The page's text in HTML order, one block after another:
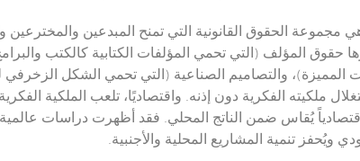
هي مجموعة الحقوق القانونية التي تمنح المبدعين
حقوق المؤلف (التي تحمي المؤلفات الكتابية كالكتب
المميزة)، والتصاميم الصناعية (التي تحمي الشكل الزخرفي
ملكيته الفكرية دون إذنه. واقتصاديًا، تلعب الملكية
يُقاس ضمن الناتج المحلي. فقد أظهرت دراسات
ويُحفز تنمية المشاريع المحلية والأجنبية.